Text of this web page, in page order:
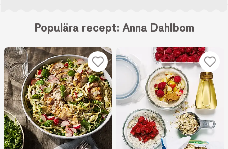
Populära recept: Anna Dahlbom